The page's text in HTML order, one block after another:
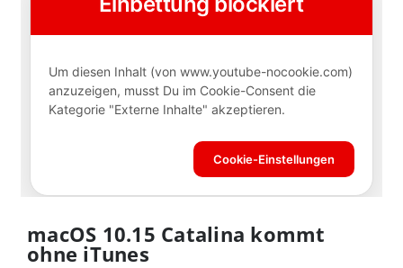
macOS 10.15 Catalina kommt
ohne iTunes